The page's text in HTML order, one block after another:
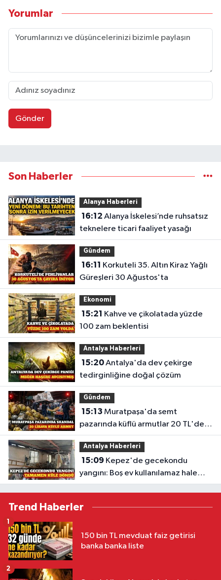
Yorumlar
Gönder
Son Haberler
Alanya Haberleri
16:12
teknelere ticari faaliyet yasağı
Gündem
16:11
Güreşleri 30 Ağustos'ta
Ekonomi
15:21
100 zam beklentisi
Antalya Haberleri
15:20Antalya'da dev çekirge
tedirginliğine doğal çözüm
Gündem
15:13
pazarında küflü armutlar 20 TL'den
satıldı
Antalya Haberleri
15:09
yangını: Boş ev kullanılamaz hale
geldi
Trend Haberler
150 bin TL mevduat faiz getirisi
banka banka liste
1
2